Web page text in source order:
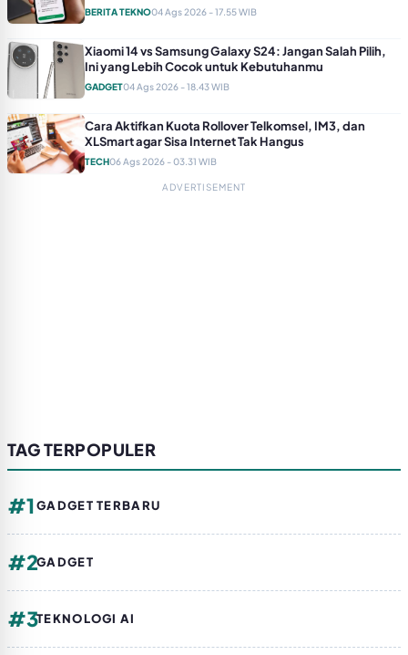
BERITA TEKNO04 Ags 2026 - 17.55 WIB
Xiaomi 14 vs Samsung Galaxy S24: Jangan Salah Pilih,
Ini yang Lebih Cocok untuk Kebutuhanmu
GADGET04 Ags 2026 - 18.43 WIB
Cara Aktifkan Kuota Rollover Telkomsel, IM3, dan
XLSmart agar Sisa Internet Tak Hangus
TECH06 Ags 2026 - 03.31 WIB
ADVERTISEMENT
TAG TERPOPULER
#1GADGET TERBARU
#2GADGET
#3TEKNOLOGI AI